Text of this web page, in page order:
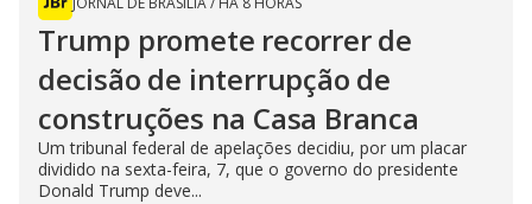
Trump promete recorrer de
decisão de interrupção de
construções na Casa Branca
Um tribunal federal de apelações decidiu, por um placar
dividido na sexta-feira, 7, que o governo do presidente
Donald Trump deve...